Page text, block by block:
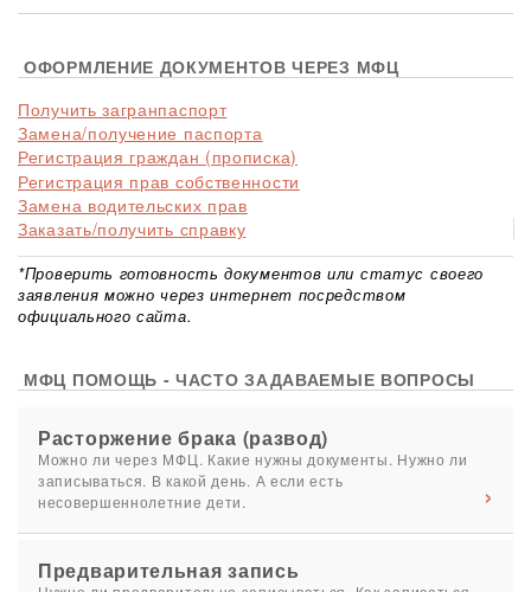
ОФОРМЛЕНИЕ ДОКУМЕНТОВ ЧЕРЕЗ МФЦ
Получить загранпаспорт
Замена/получение паспорта
Регистрация граждан (прописка)
Регистрация прав собственности
Замена водительских прав
Заказать/получить справку
*Проверить готовность документов или статус своего
заявления можно через интернет посредством
официального сайта.
МФЦ ПОМОЩЬ - ЧАСТО ЗАДАВАЕМЫЕ ВОПРОСЫ
Расторжение брака (развод)
Можно ли через МФЦ. Какие нужны документы. Нужно ли
записываться. В какой день. А если есть
несовершеннолетние дети.
Предварительная запись